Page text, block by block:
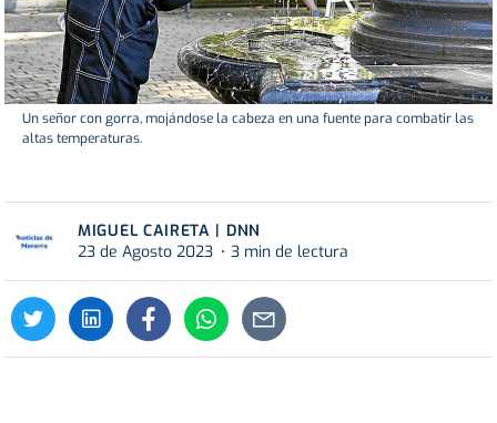
Un señor con gorra, mojándose la cabeza en una fuente para combatir las
altas temperaturas.
MIGUEL CAIRETA | DNN
23 de Agosto 2023
3 min de lectura